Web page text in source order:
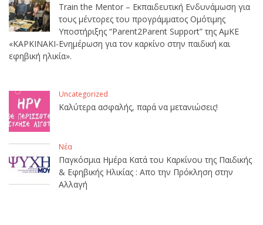
Train the Mentor – Εκπαιδευτική Ενδυνάμωση για
τους μέντορες του προγράμματος Ομότιμης
Υποστήριξης “Parent2Parent Support” της ΑμΚΕ
«ΚΑΡΚΙΝΑΚΙ-Ενημέρωση για τον καρκίνο στην παιδική και
εφηβική ηλικία».
Uncategorized
Καλύτερα ασφαλής, παρά να μετανιώσεις!
Νέα
Παγκόσμια Ημέρα Κατά του Καρκίνου της Παιδικής
& Εφηβικής Ηλικίας : Απο την Πρόκληση στην
Αλλαγή